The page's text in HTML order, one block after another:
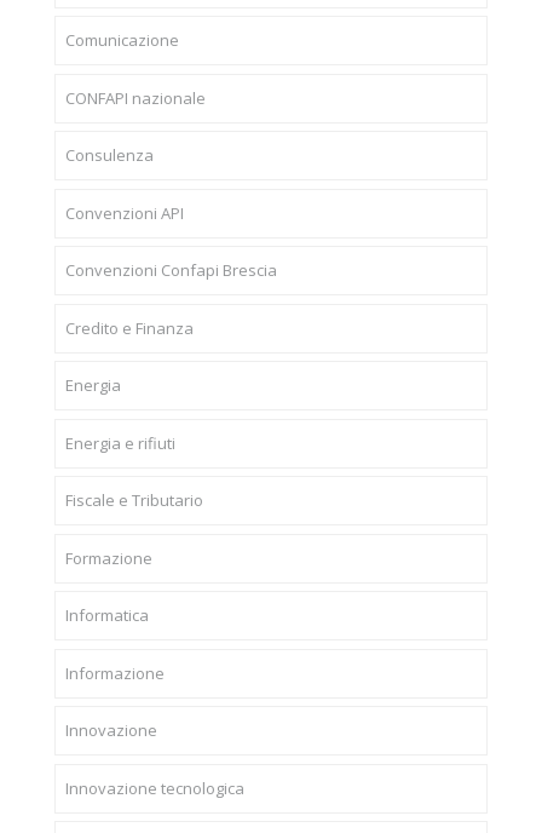
Comunicazione
CONFAPI nazionale
Consulenza
Convenzioni API
Convenzioni Confapi Brescia
Credito e Finanza
Energia
Energia e rifiuti
Fiscale e Tributario
Formazione
Informatica
Informazione
Innovazione
Innovazione tecnologica